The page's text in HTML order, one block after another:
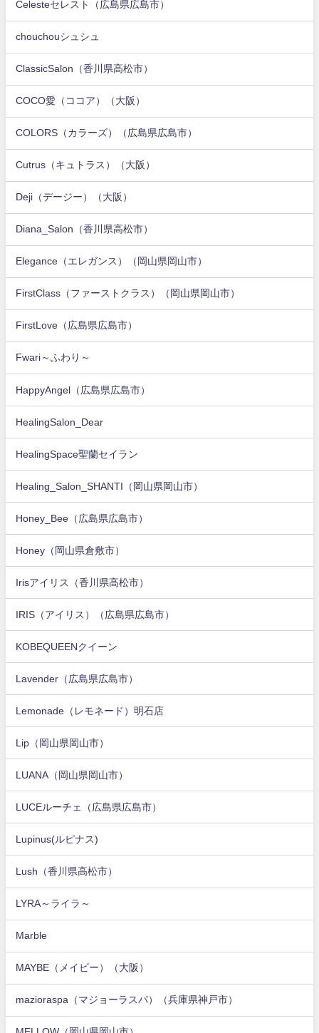
Celesteセレスト（広島県広島市）
chouchouシュシュ
ClassicSalon（香川県高松市）
COCO愛（ココア）（大阪）
COLORS（カラーズ）（広島県広島市）
Cutrus（キュトラス）（大阪）
Deji（デージー）（大阪）
Diana_Salon（香川県高松市）
Elegance（エレガンス）（岡山県岡山市）
FirstClass（ファーストクラス）（岡山県岡山市）
FirstLove（広島県広島市）
Fwari～ふわり～
HappyAngel（広島県広島市）
HealingSalon_Dear
HealingSpace聖蘭セイラン
Healing_Salon_SHANTI（岡山県岡山市）
Honey_Bee（広島県広島市）
Honey（岡山県倉敷市）
Irisアイリス（香川県高松市）
IRIS（アイリス）（広島県広島市）
KOBEQUEENクイーン
Lavender（広島県広島市）
Lemonade（レモネード）明石店
Lip（岡山県岡山市）
LUANA（岡山県岡山市）
LUCEルーチェ（広島県広島市）
Lupinus(ルピナス)
Lush（香川県高松市）
LYRA～ライラ～
Marble
MAYBE（メイビー）（大阪）
mazioraspa（マジョーラスパ）（兵庫県神戸市）